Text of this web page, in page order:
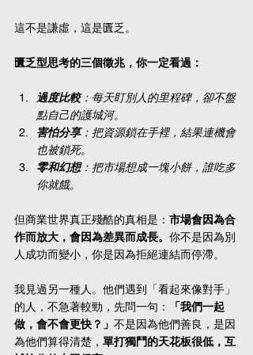
這不是謙虛，這是匱乏。
匱乏型思考的三個徵兆，你一定看過：
過度比較：每天盯別人的里程碑，卻不盤
點自己的護城河。
害怕分享：把資源鎖在手裡，結果連機會
也被鎖死。
零和幻想：把市場想成一塊小餅，誰吃多
你就餓。
但商業世界真正殘酷的真相是： 市場會因為合
作而放大，會因為差異而成長。 你不是因為別
人成功而變小，你是因為拒絕連結而停滯。
我見過另一種人。他們遇到「看起來像對手」
的人，不急著較勁，先問一句：
「我們一起
做，會不會更快？」 不是因為他們善良，是因
為他們算得清楚， 單打獨鬥的天花板很低，互